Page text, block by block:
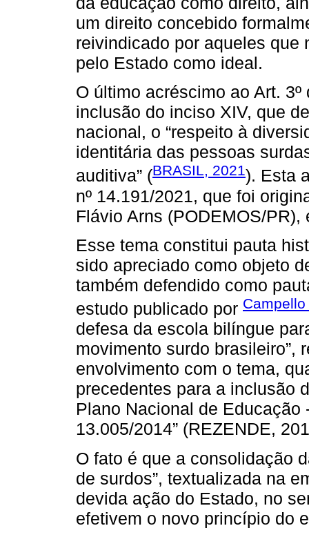
um direito concebido
reivindicado por aqueles que
pelo Estado como ideal.
O último acréscimo ao Art.
inclusão do inciso XIV, que
nacional, o “respeito à
identitária das pessoas
auditiva” (BRASIL, 2021). Esta
nº 14.191/2021, que foi
Flávio Arns (PODEMOS/PR),
Esse tema constitui pauta
sido apreciado como objeto
também defendido como
estudo publicado por
defesa da escola bilíngue
movimento surdo brasileiro”,
envolvimento com o tema,
precedentes para a inclusão
Plano Nacional de
13.005/2014” (REZENDE,
O fato é que a consolidação
de surdos”, textualizada na
devida ação do Estado, no
efetivem o novo princípio do